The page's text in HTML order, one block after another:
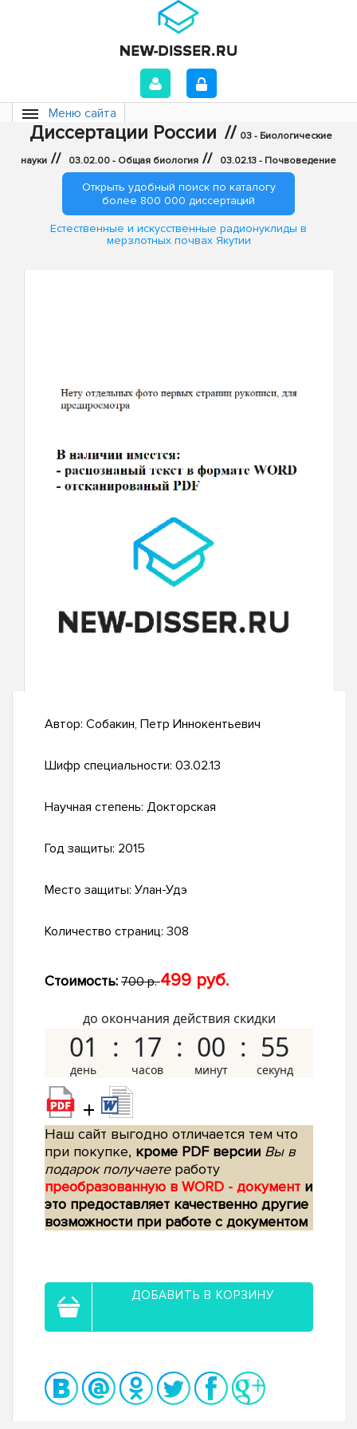
Меню сайта
Диссертации России // 03 - Биологические
науки // 03.02.00 - Общая биология // 03.02.13 - Почвоведение
Открыть удобный поиск по каталогу
более 800 000 диссертаций
Естественные и искусственные радионуклиды в
мерзлотных почвах Якутии
Автор: Собакин, Петр Иннокентьевич
Шифр специальности: 03.02.13
Научная степень: Докторская
Год защиты: 2015
Место защиты: Улан-Удэ
Количество страниц: 308
Стоимость: 700 р.499 руб.
до окончания действия скидки
01 17 00 54
+
Наш сайт выгодно отличается тем что
при покупке, кроме PDF версии Вы в
подарок получаетеработу
преобразованную в WORD - документ и
это предоставляет качественно другие
возможности при работе с документом
ДОБАВИТЬ В КОРЗИНУ